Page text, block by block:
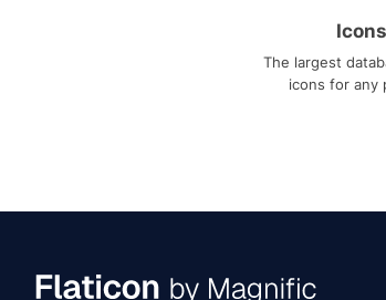
Icons
The largest
icons for any